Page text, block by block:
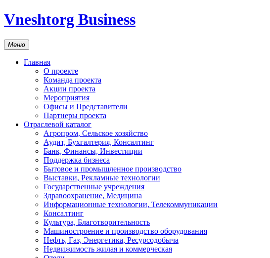
Vneshtorg Business
Меню
Главная
О проекте
Команда проекта
Акции проекта
Мероприятия
Офисы и Представители
Партнеры проекта
Отраслевой каталог
Агропром, Сельское хозяйство
Аудит, Бухгалтерия, Консалтинг
Банк, Финансы, Инвестиции
Поддержка бизнеса
Бытовое и промышленное производство
Выставки, Рекламные технологии
Государственные учреждения
Здравоохранение, Медицина
Информационные технологии, Телекоммуникации
Консалтинг
Культура, Благотворительность
Машиностроение и производство оборудования
Нефть, Газ, Энергетика, Ресурсодобыча
Недвижимость жилая и коммерческая